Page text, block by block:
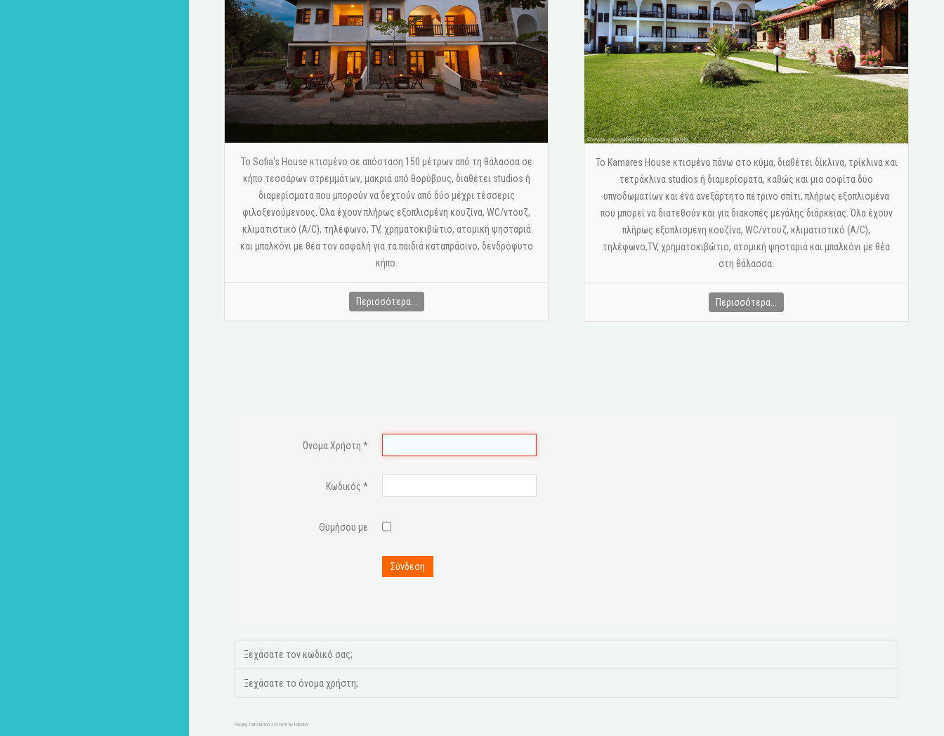
Το Sofia's House κτισμένο σε απόσταση 150 μέτρων από τη θάλασσα σε
κήπο τεσσάρων στρεμμάτων, μακριά από θορύβους, διαθέτει studios ή
διαμερίσματα που μπορούν να δεχτούν από δύο μέχρι τέσσερις
φιλοξενούμενους. Όλα έχουν πλήρως εξοπλισμένη κουζίνα, WC/ντουζ,
κλιματιστικό (A/C), τηλέφωνο, ΤV, χρηματοκιβώτιο, ατομική ψησταριά
και μπαλκόνι με θέα τον ασφαλή για τα παιδιά καταπράσινο, δενδρόφυτο
κήπο.
Περισσότερα...
Το Kamares House κτισμένο πάνω στο κύμα, διαθέτει δίκλινα, τρίκλινα και
τετράκλινα studios ή διαμερίσματα, καθώς και μια σοφίτα δύο
υπνοδωματίων και ένα ανεξάρτητο πέτρινο σπίτι, πλήρως εξοπλισμένα
που μπορεί να διατεθούν και για διακοπές μεγάλης διάρκειας. Όλα έχουν
πλήρως εξοπλισμένη κουζίνα, WC/ντουζ, κλιματιστικό (A/C),
τηλέφωνο,ΤV, χρηματοκιβώτιο, ατομική ψησταριά και μπαλκόνι με θέα
στη θάλασσα.
Περισσότερα...
Όνομα Χρήστη *
Κωδικός *
Θυμήσου με
Σύνδεση
Ξεχάσατε τον κωδικό σας;
Ξεχάσατε το όνομα χρήστη;
FaLang translation system by Faboba